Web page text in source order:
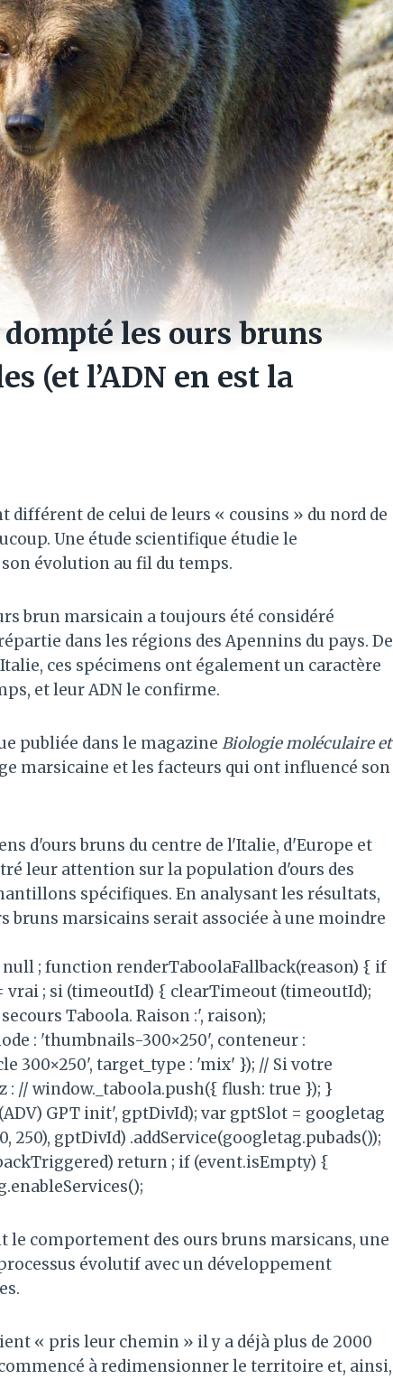
dompté les ours bruns
(et l’ADN en est la
de celui de leurs « cousins » du nord de
Une étude scientifique étudie le
évolution au fil du temps.
brun marsicain a toujours été considéré
dans les régions des Apennins du pays. De
ces spécimens ont également un caractère
et leur ADN le confirme.
publiée dans le magazine Biologie moléculaire et
marsicaine et les facteurs qui ont influencé son
d'ours bruns du centre de l'Italie, d'Europe et
leur attention sur la population d'ours des
spécifiques. En analysant les résultats,
bruns marsicains serait associée à une moindre
; function renderTaboolaFallback(reason) { if
; si (timeoutId) { clearTimeout (timeoutId);
Taboola. Raison :', raison);
: 'thumbnails-300×250', conteneur :
300×250', target_type : 'mix' }); // Si votre
// window._taboola.push({ flush: true }); }
GPT init', gptDivId); var gptSlot = googletag
250), gptDivId) .addService(googletag.pubads());
return ; if (event.isEmpty) {
le comportement des ours bruns marsicans, une
évolutif avec un développement
« pris leur chemin » il y a déjà plus de 2000
à redimensionner le territoire et, ainsi,